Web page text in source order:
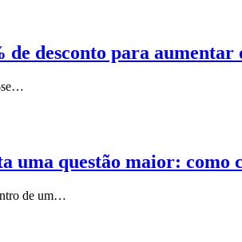
desconto para
se…
uma questão maior:
de um…